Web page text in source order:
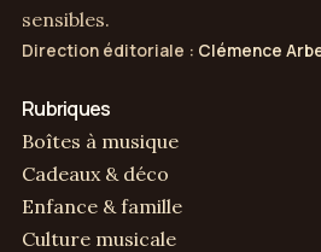
sensibles.
Direction éditoriale : Clémence
Rubriques
Boîtes à musique
Cadeaux & déco
Enfance & famille
Culture musicale